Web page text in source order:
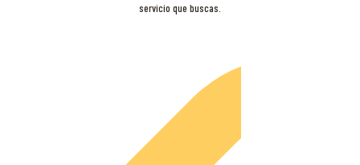
servicio que buscas.